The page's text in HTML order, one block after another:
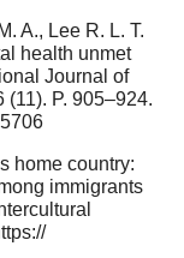
A., Lee R. L. T.
health unmet
Journal of
P. 905–924.
home country:
immigrants